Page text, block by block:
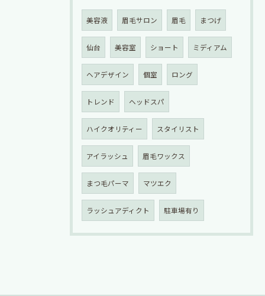
美容液 眉毛サロン 眉毛 まつげ
仙台 美容室 ショート ミディアム
ヘアデザイン 個室 ロング
トレンド ヘッドスパ
ハイクオリティー スタイリスト
アイラッシュ 眉毛ワックス
まつ毛パーマ マツエク
ラッシュアディクト 駐車場有り